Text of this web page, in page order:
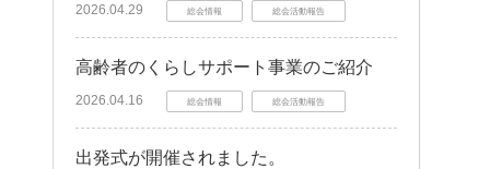
2026.04.29 総会情報 総会活動報告
高齢者のくらしサポート事業のご紹介
2026.04.16 総会情報 総会活動報告
出発式が開催されました。